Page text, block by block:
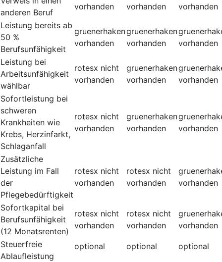
anderen Beruf
vorhanden
vorhanden
vorhanden
Leistung bereits ab
50 %
Berufsunfähigkeit
gruenerhaken
vorhanden
gruenerhaken
vorhanden
vorhanden
Leistung bei
Arbeitsunfähigkeit
wählbar
rotesx nicht
vorhanden
gruenerhaken
vorhanden
vorhanden
Sofortleistung bei
schweren
Krankheiten wie
Krebs, Herzinfarkt,
Schlaganfall
rotesx nicht
vorhanden
gruenerhaken
vorhanden
vorhanden
Zusätzliche
Leistung im Fall
der
Pflegebedürftigkeit
rotesx nicht
vorhanden
rotesx nicht
vorhanden
vorhanden
Sofortkapital bei
Berufsunfähigkeit
(12 Monatsrenten)
rotesx nicht
vorhanden
rotesx nicht
vorhanden
vorhanden
Steuerfreie
Ablaufleistung
optional optional optional